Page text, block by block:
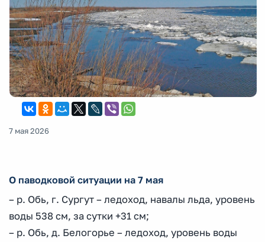
7 мая 2026
О паводковой ситуации на 7 мая
– р. Обь, г. Сургут – ледоход, навалы льда, уровень
воды 538 см, за сутки +31 см;
– р. Обь, д. Белогорье – ледоход, уровень воды